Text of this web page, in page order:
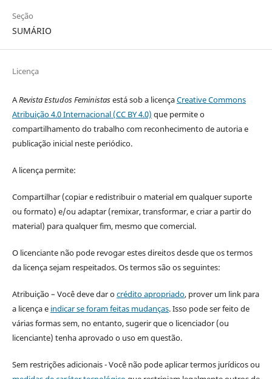
Seção
SUMÁRIO
Licença
ARevista Estudos Feministasestá sob a licençaCreative Commons
Atribuição 4.0 Internacional (CC BY 4.0) que permite o
compartilhamento do trabalho com reconhecimento de autoria e
publicação inicial neste periódico.
A licença permite:
Compartilhar (copiar e redistribuir o material em qualquer suporte
ou formato) e/ou adaptar (remixar, transformar, e criar a partir do
material) para qualquer fim, mesmo que comercial.
O licenciante não pode revogar estes direitos desde que os termos
da licença sejam respeitados. Os termos são os seguintes:
Atribuição – Você deve dar ocrédito apropriado, prover um link para
a licença e indicar se foram feitas mudanças. Isso pode ser feito de
várias formas sem, no entanto, sugerir que o licenciador (ou
licenciante) tenha aprovado o uso em questão.
Sem restrições adicionais - Você não pode aplicar termos jurídicos ou